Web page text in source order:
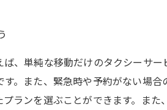
、単純な移動だけのタクシーサ
。また、緊急時や予約がない場
ランを選ぶことができます。ま